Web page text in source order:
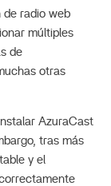
de radio web
múltiples
de
otras
AzuraCast
tras más
y el